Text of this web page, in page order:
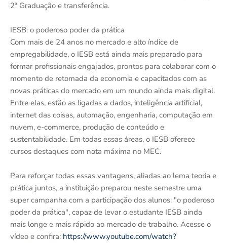
2ª Graduação e transferência.
IESB: o poderoso poder da prática
Com mais de 24 anos no mercado e alto índice de
empregabilidade, o IESB está ainda mais preparado para
formar profissionais engajados, prontos para colaborar com o
momento de retomada da economia e capacitados com as
novas práticas do mercado em um mundo ainda mais digital.
Entre elas, estão as ligadas a dados, inteligência artificial,
internet das coisas, automação, engenharia, computação em
nuvem, e-commerce, produção de conteúdo e
sustentabilidade. Em todas essas áreas, o IESB oferece
cursos destaques com nota máxima no MEC.
Para reforçar todas essas vantagens, aliadas ao lema teoria e
prática juntos, a instituição preparou neste semestre uma
super campanha com a participação dos alunos: "o poderoso
poder da prática", capaz de levar o estudante IESB ainda
mais longe e mais rápido ao mercado de trabalho. Acesse o
vídeo e confira: https://www.youtube.com/watch?